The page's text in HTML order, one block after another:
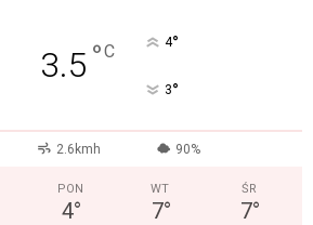
3.5 °C 4°
3°
2.6kmh 90%
PON
4°
WT
7°
ŚR
7°